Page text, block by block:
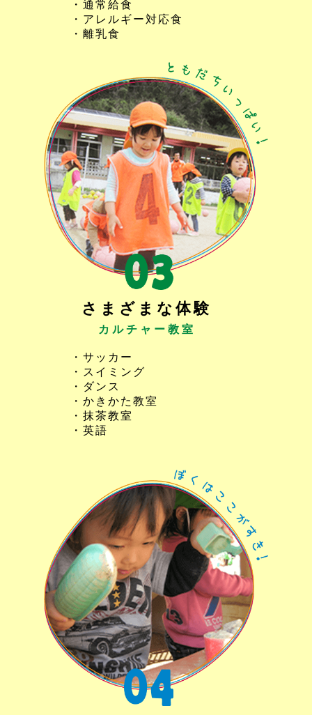
・通常給食
・アレルギー対応食
・離乳食
さまざまな体験
カルチャー教室
・サッカー
・スイミング
・ダンス
・かきかた教室
・抹茶教室
・英語